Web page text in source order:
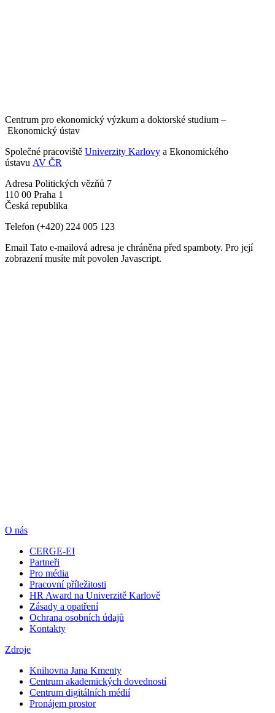
Centrum pro ekonomický výzkum a doktorské studium –
Ekonomický ústav
Společné pracoviště Univerzity Karlovy a Ekonomického
ústavu AV ČR
Adresa Politických vězňů 7
110 00 Praha 1
Česká republika
Telefon (+420) 224 005 123
Email Tato e-mailová adresa je chráněna před spamboty. Pro její
zobrazení musíte mít povolen Javascript.
O nás
CERGE-EI
Partneři
Pro média
Pracovní příležitosti
HR Award na Univerzitě Karlově
Zásady a opatření
Ochrana osobních údajů
Kontakty
Zdroje
Knihovna Jana Kmenty
Centrum akademických dovedností
Centrum digitálních médií
Pronájem prostor